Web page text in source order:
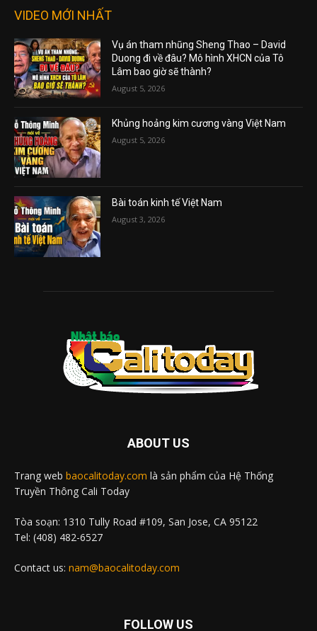
VIDEO MỚI NHẤT
Vụ án tham nhũng Sheng Thao – David
Duong đi về đâu? Mô hình XHCN của Tô
Lâm bao giờ sẽ thành?
August 5, 2026
Khủng hoảng kim cương vàng Việt Nam
August 5, 2026
Bài toán kinh tế Việt Nam
August 3, 2026
ABOUT US
Trang web baocalitoday.com là sản phẩm của Hệ Thống
Truyền Thông Cali Today
Tòa soạn: 1310 Tully Road #109, San Jose, CA 95122
Tel: (408) 482-6527
Contact us: nam@baocalitoday.com
FOLLOW US